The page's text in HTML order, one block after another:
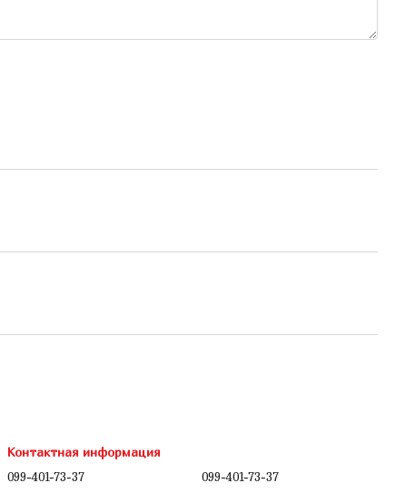
Контактная информация
099-401-73-37 099-401-73-37